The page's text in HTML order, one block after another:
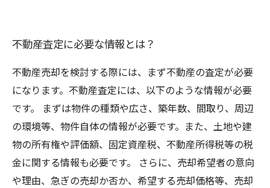
不動産査定に必要な情報とは？
不動産売却を検討する際には、まず不動産の査定が必要
になります。不動産査定には、以下のような情報が必要
です。 まずは物件の種類や広さ、築年数、間取り、周辺
の環境等、物件自体の情報が必要です。また、土地や建
物の所有権や評価額、固定資産税、不動産所得税等の税
金に関する情報も必要です。 さらに、売却希望者の意向
や理由、急ぎの売却か否か、希望する売却価格等、売却